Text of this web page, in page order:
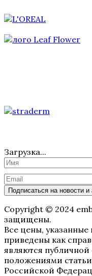
Загрузка...
Подписаться на новости и
Copyright © 2024
защищены.
Все цены, указанные
приведены как
являются
положениями
Российской